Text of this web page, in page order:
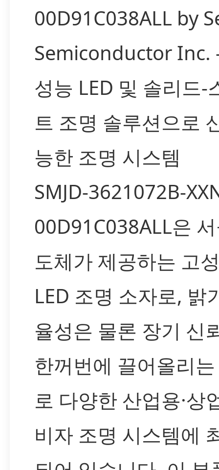
00D91C038ALL by
Semiconductor
성능 LED 및 솔리드-
트 조명 솔루션으로
능한 조명 시스템
SMJD-3621072B-
00D91C038ALL은
도체가 제공하는 고
LED 조명 소자로, 밝
율성은 물론 장기 신
한꺼번에 끌어올리
로 다양한 산업용·상
비자 조명 시스템에